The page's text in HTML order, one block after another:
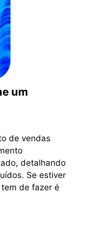
um
de vendas
detalhando
Se estiver
de fazer é